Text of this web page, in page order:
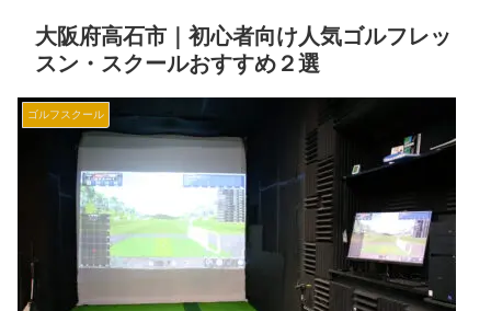
大阪府高石市｜初心者向け人気ゴルフレッ
スン・スクールおすすめ２選
ゴルフスクール